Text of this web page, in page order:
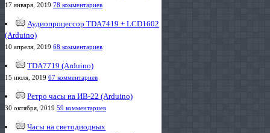
17 января, 2019 78 комментариев
Аудиопроцессор TDA7419 + LCD1602
(Arduino)
10 апреля, 2019 68 комментариев
TDA7719 (Arduino)
15 июля, 2019 67 комментариев
Ретро часы на ИВ-22 (Arduino)
30 октября, 2019 59 комментариев
Часы на светодиодных